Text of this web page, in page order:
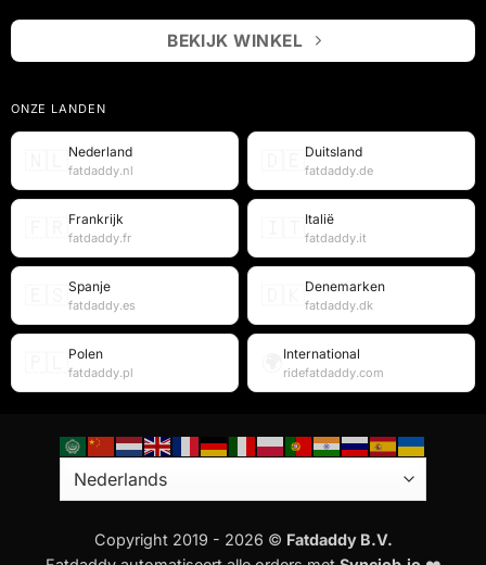
BEKIJK WINKEL
ONZE LANDEN
Nederland
fatdaddy.nl
Duitsland
fatdaddy.de
Frankrijk
fatdaddy.fr
Italië
fatdaddy.it
Spanje
fatdaddy.es
Denemarken
fatdaddy.dk
Polen
fatdaddy.pl
International
ridefatdaddy.com
Copyright 2019 - 2026 © Fatdaddy B.V.